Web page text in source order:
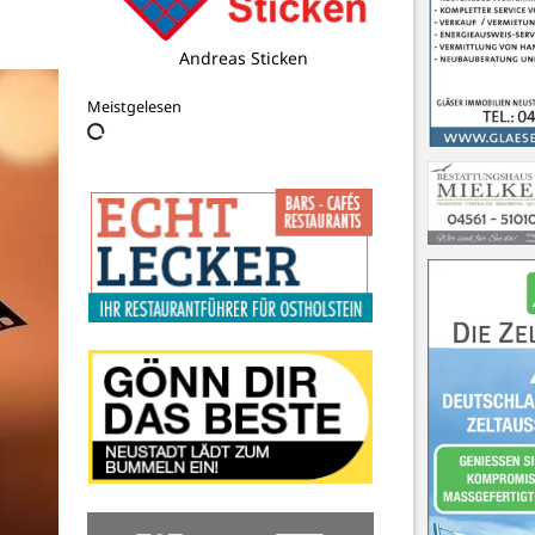
HSG Ostsee Betriebs-und
Vermarktungs UG
Meistgelesen